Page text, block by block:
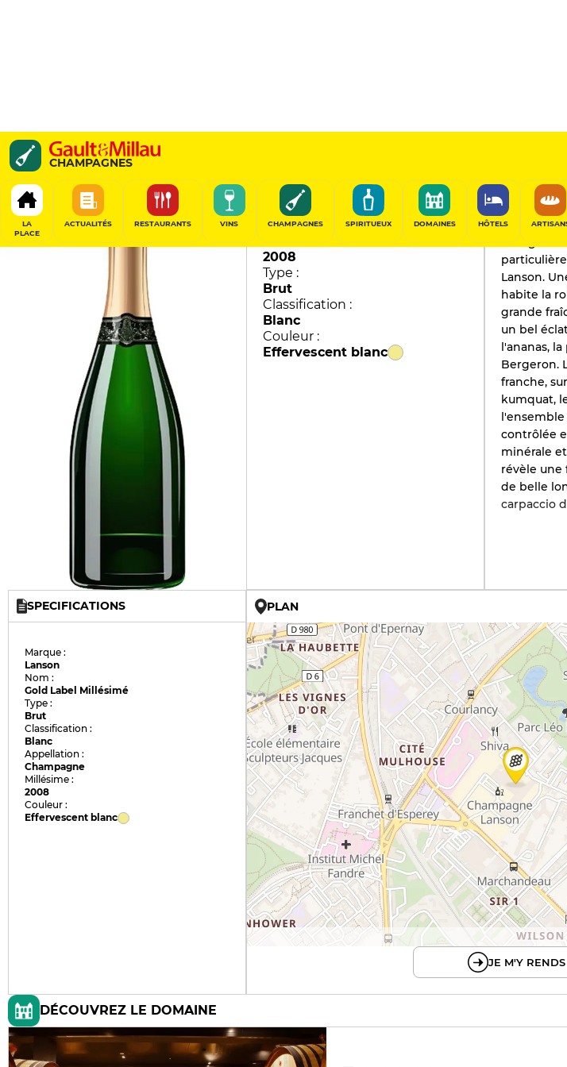
CHAMPAGNES
LA
PLACE
ACTUALITÉS RESTAURANTS VINS CHAMPAGNES SPIRITUEUX DOMAINES HÔTELS
Gold Label Millésimé
Lanson
94/100
Champagne
Millésime :
2008
Type :
Brut
Classification :
Blanc
Couleur :
Effervescent blanc
2018
Une
Lanson.
habite la
grande
un bel
l'ananas,
Bergeron.
franche,
kumquat,
contrôlée
minérale
révèle une
de belle
carpaccio
SPECIFICATIONS
Marque :
Lanson
Nom :
Gold Label Millésimé
Type :
Brut
Classification :
Blanc
Appellation :
Champagne
Millésime :
2008
Couleur :
Effervescent blanc
PLAN
JE M'Y RENDS
DÉCOUVREZ LE DOMAINE